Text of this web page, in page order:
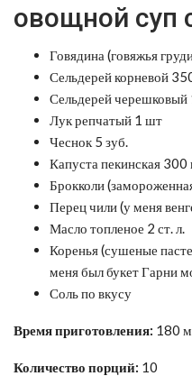
овощной суп
Говядина (говяжья
Сельдерей корневой
Сельдерей
Лук репчатый 1 шт
Чеснок 5 зуб.
Капуста пекинская 300
Брокколи
Перец чили (у меня
Масло топленое 2 ст. л.
Коренья (сушеные
меня был букет Гарни
Соль по вкусу
Время приготовления: 180
Количество порций: 10